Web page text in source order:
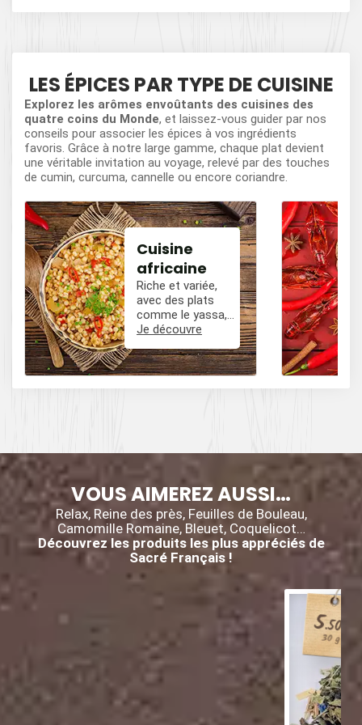
LES ÉPICES PAR TYPE DE CUISINE
Explorez les arômes envoûtants des cuisines des
quatre coins du Monde, et laissez-vous guider par nos
conseils pour associer les épices à vos ingrédients
favoris. Grâce à notre large gamme, chaque plat devient
une véritable invitation au voyage, relevé par des touches
de cumin, curcuma, cannelle ou encore coriandre.
Cuisine
africaine
Riche et variée,
avec des plats
comme le yassa,
le poulet mafé, et
épicées avec du
poivre, du cumin,
et des piments.
Je découvre
VOUS AIMEREZ AUSSI…
Relax, Reine des près, Feuilles de Bouleau,
Camomille Romaine, Bleuet, Coquelicot…
Découvrez les produits les plus appréciés de
Sacré Français !
5.50
30 g